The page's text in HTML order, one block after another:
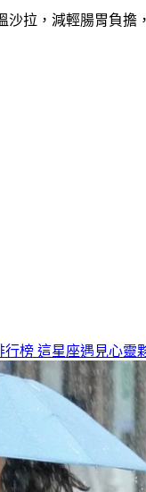
沙拉，減輕腸胃負
行榜 這星座遇見心靈